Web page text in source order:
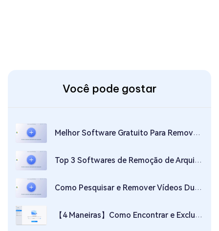
Você pode gostar
Melhor Software Gratuito Para Remover Imagens Duplicadas no Windows 2026
Top 3 Softwares de Remoção de Arquivos Duplicados
Como Pesquisar e Remover Vídeos Duplicados Gratuitamente
【4 Maneiras】Como Encontrar e Excluir Arquivos Duplicados no Mac